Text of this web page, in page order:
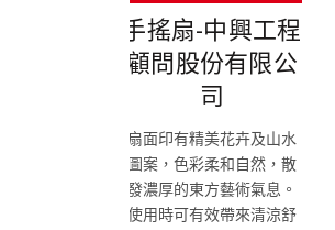
手搖扇-中興工程
顧問股份有限公
司
扇面印有精美花卉及山水
圖案，色彩柔和自然，散
發濃厚的東方藝術氣息。
使用時可有效帶來清涼舒